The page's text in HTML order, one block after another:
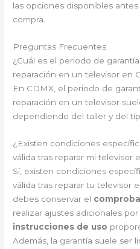
las opciones disponibles
compra.
Preguntas Frecuentes
¿Cuál es el periodo de
reparación en un televisor en
En CDMX, el periodo de
reparación en un televisor
dependiendo del taller y del
¿Existen condiciones
válida tras reparar mi televisor
Sí, existen condiciones
válida tras reparar tu televisor
debes conservar el
realizar ajustes adicionales
instrucciones de uso
Además, la garantía suele ser